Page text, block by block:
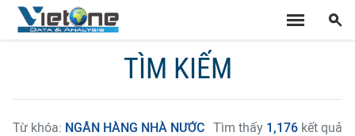
TÌM KIẾM
Từ khóa: NGÂN HÀNG NHÀ NƯỚC Tìm thấy 1,176 kết quả